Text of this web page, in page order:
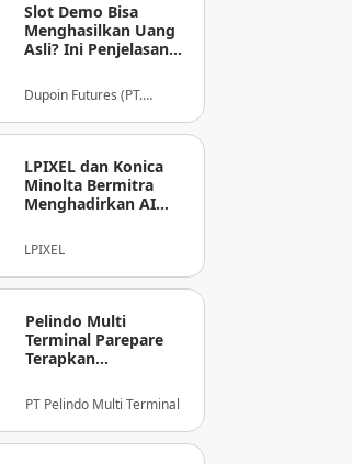
Slot Demo Bisa
Menghasilkan Uang
Asli? Ini Penjelasan
Dupoin Futures (PT.
LPIXEL dan Konica
Minolta Bermitra
Menghadirkan AI
Diagnosis Berbasis
Pencitraan Medis
“EIRL” di ASEAN
LPIXEL
Pelindo Multi
Terminal Parepare
Terapkan
Nontunai di Pintu
Masuk Pelabuhan
Nusantara
PT Pelindo Multi Terminal